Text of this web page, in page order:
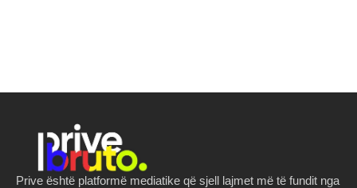
Prive është platformë mediatike që sjell lajmet më të fundit nga